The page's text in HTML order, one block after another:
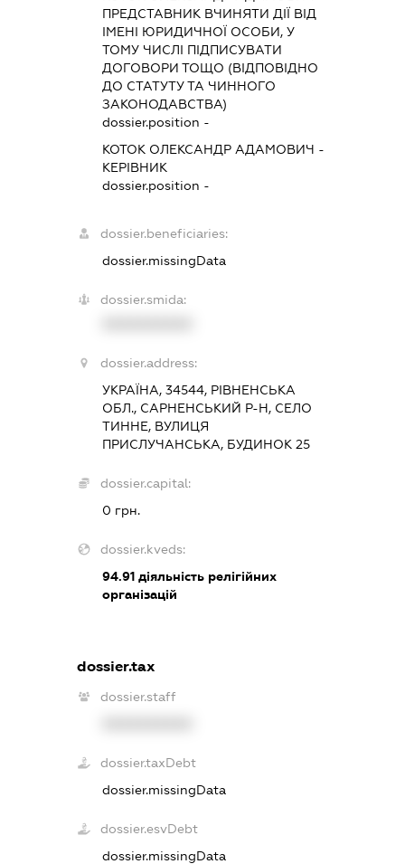
ПРЕДСТАВНИК ВЧИНЯТИ ДІЇ ВІД
ІМЕНІ ЮРИДИЧНОЇ ОСОБИ, У
ТОМУ ЧИСЛІ ПІДПИСУВАТИ
ДОГОВОРИ ТОЩО (ВІДПОВІДНО
ДО СТАТУТУ ТА ЧИННОГО
ЗАКОНОДАВСТВА)
dossier.position -
КОТОК ОЛЕКСАНДР АДАМОВИЧ -
КЕРІВНИК
dossier.position -
dossier.beneficiaries:
dossier.missingData
dossier.smida:
dossier.address:
УКРАЇНА, 34544, РІВНЕНСЬКА
ОБЛ., САРНЕНСЬКИЙ Р-Н, СЕЛО
ТИННЕ, ВУЛИЦЯ
ПРИСЛУЧАНСЬКА, БУДИНОК 25
dossier.capital:
0 грн.
dossier.kveds:
94.91діяльність релігійних
організацій
dossier.tax
dossier.staff
dossier.taxDebt
dossier.missingData
dossier.esvDebt
dossier.missingData